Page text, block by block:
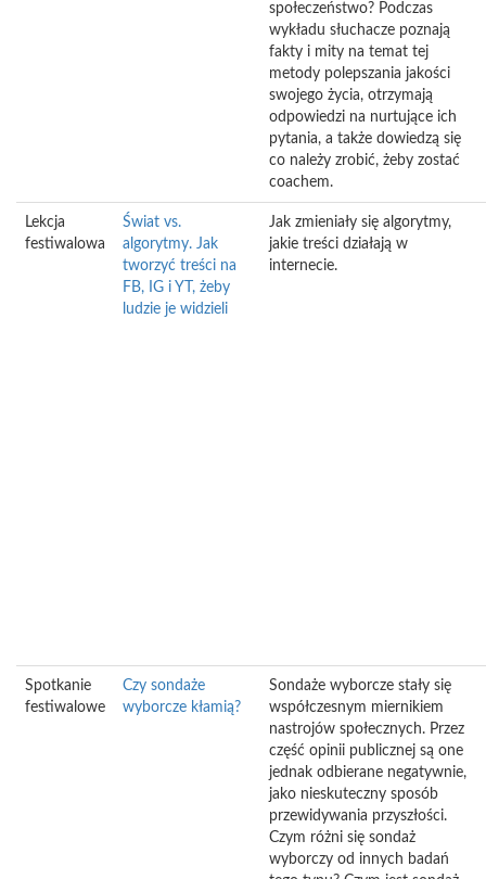
społeczeństwo? Podczas
wykładu słuchacze poznają
fakty i mity na temat tej
metody polepszania jakości
swojego życia, otrzymają
odpowiedzi na nurtujące ich
pytania, a także dowiedzą się
co należy zrobić, żeby zostać
coachem.
Lekcja
festiwalowa
Świat vs.
algorytmy. Jak
tworzyć treści na
FB, IG i YT, żeby
ludzie je widzieli
Jak zmieniały się algorytmy,
jakie treści działają w
internecie.
Spotkanie
festiwalowe
Czy sondaże
wyborcze kłamią?
Sondaże wyborcze stały się
współczesnym miernikiem
nastrojów społecznych. Przez
część opinii publicznej są one
jednak odbierane negatywnie,
jako nieskuteczny sposób
przewidywania przyszłości.
Czym różni się sondaż
wyborczy od innych badań